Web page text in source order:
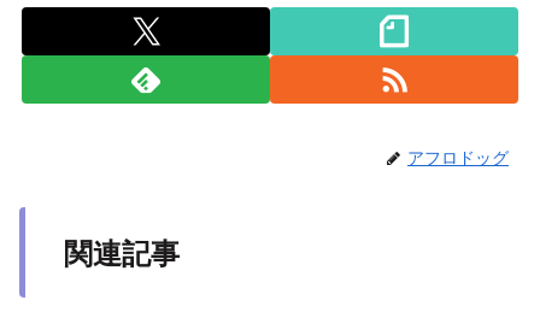
アフロドッグ
関連記事